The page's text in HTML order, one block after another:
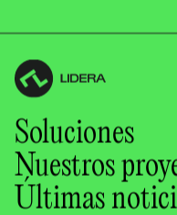
Soluciones
Nuestros
Últimas